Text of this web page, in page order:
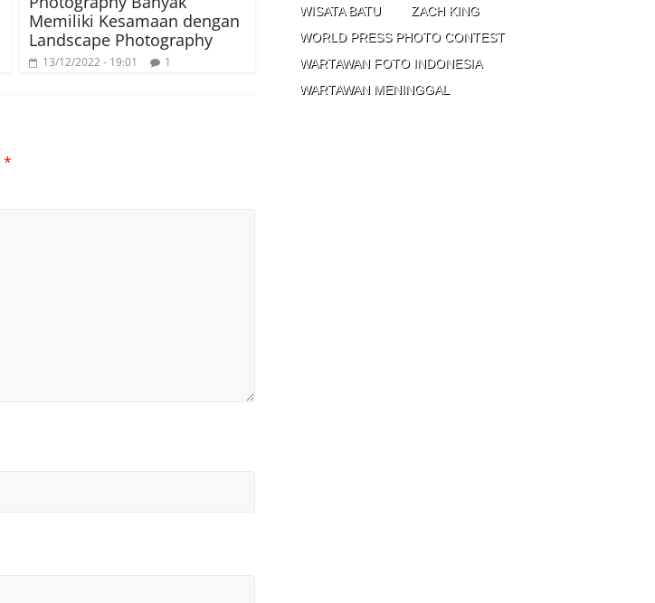
Memiliki Kesamaan dengan
Landscape Photography
13/12/2022 - 19:01 1
*
WISATA BATU
ZACH KING
WORLD PRESS PHOTO CONTEST
WARTAWAN FOTO INDONESIA
WARTAWAN MENINGGAL